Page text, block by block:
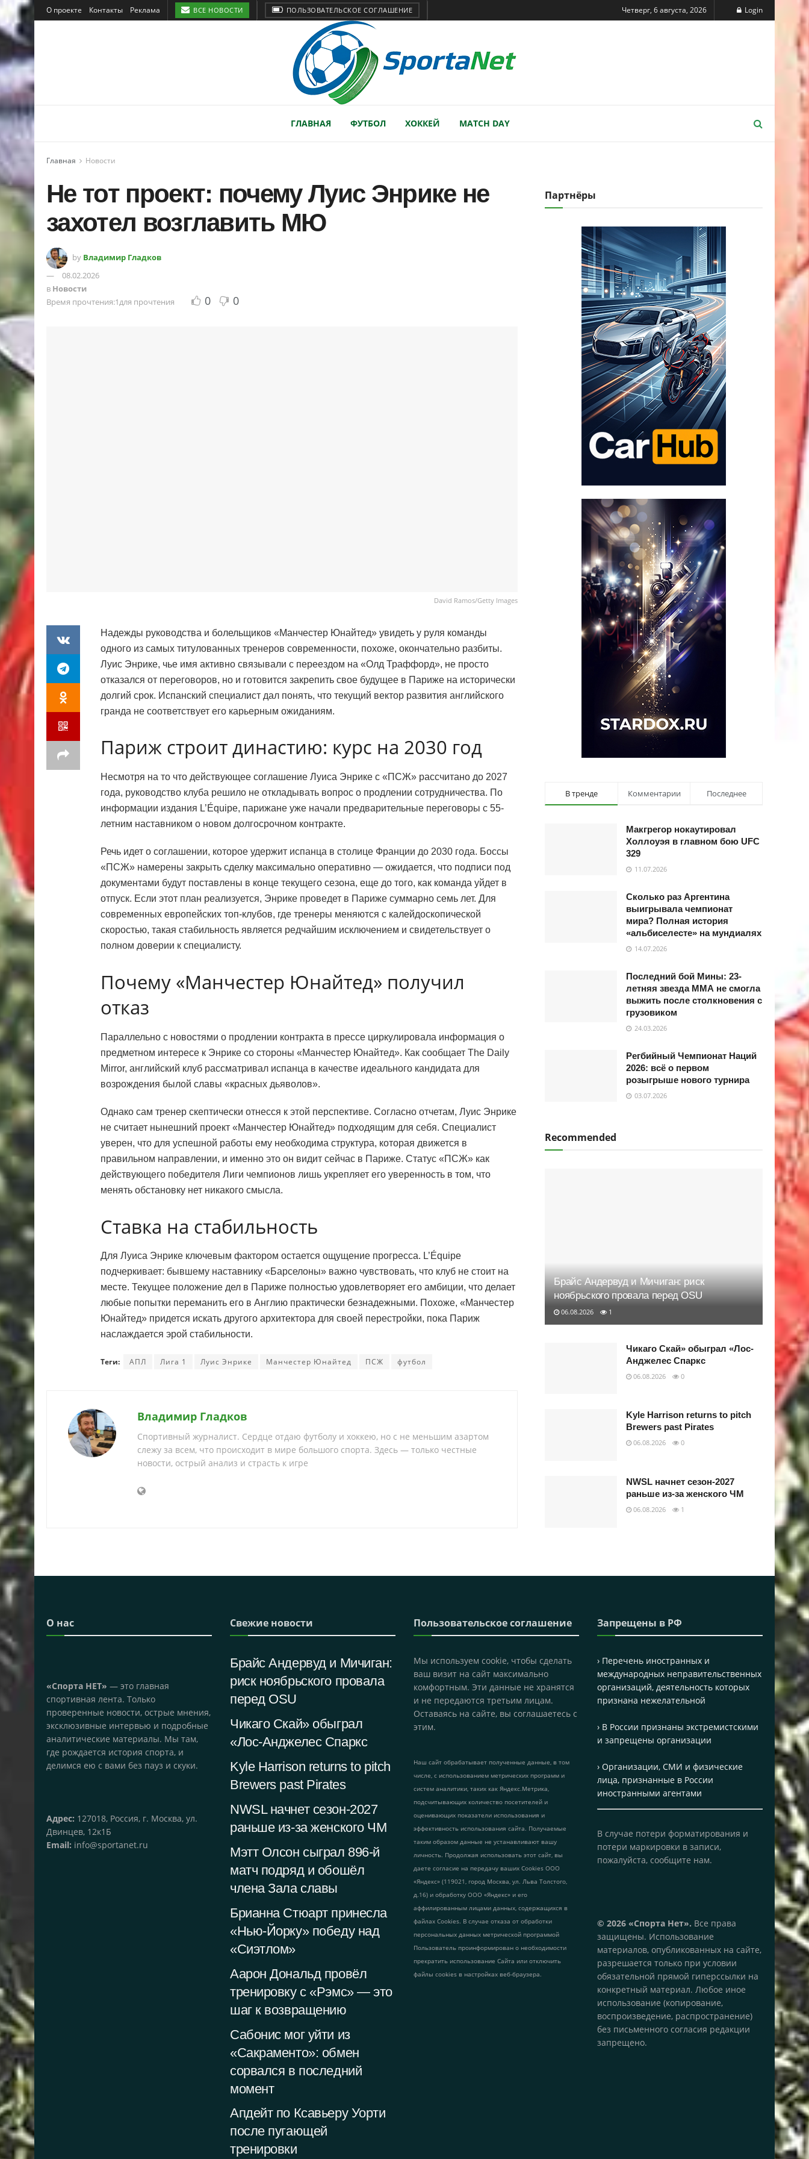
О проекте Контакты Реклама ВСЕ НОВОСТИ ПОЛЬЗОВАТЕЛЬСКОЕ СОГЛАШЕНИЕ Четверг, 6 августа, 2026 Login
ГЛАВНАЯ ФУТБОЛ ХОККЕЙ MATCH DAY
Главная Новости
Не тот проект: почему Луис Энрике не
захотел возглавить МЮ
by Владимир Гладков
08.02.2026
в Новости
Время прочтения:1для прочтения
0 0
David Ramos/Getty Images
Надежды руководства и болельщиков «Манчестер Юнайтед» увидеть у руля команды
одного из самых титулованных тренеров современности, похоже, окончательно разбиты.
Луис Энрике, чье имя активно связывали с переездом на «Олд Траффорд», не просто
отказался от переговоров, но и готовится закрепить свое будущее в Париже на исторически
долгий срок. Испанский специалист дал понять, что текущий вектор развития английского
гранда не соответствует его карьерным ожиданиям.
Париж строит династию: курс на 2030 год
Несмотря на то что действующее соглашение Луиса Энрике с «ПСЖ» рассчитано до 2027
года, руководство клуба решило не откладывать вопрос о продлении сотрудничества. По
информации издания L’Équipe, парижане уже начали предварительные переговоры с 55-
летним наставником о новом долгосрочном контракте.
Речь идет о соглашении, которое удержит испанца в столице Франции до 2030 года. Боссы
«ПСЖ» намерены закрыть сделку максимально оперативно — ожидается, что подписи под
документами будут поставлены в конце текущего сезона, еще до того, как команда уйдет в
отпуск. Если этот план реализуется, Энрике проведет в Париже суммарно семь лет. Для
современных европейских топ-клубов, где тренеры меняются с калейдоскопической
скоростью, такая стабильность является редчайшим исключением и свидетельствует о
полном доверии к специалисту.
Почему «Манчестер Юнайтед» получил
отказ
Параллельно с новостями о продлении контракта в прессе циркулировала информация о
предметном интересе к Энрике со стороны «Манчестер Юнайтед». Как сообщает The Daily
Mirror, английский клуб рассматривал испанца в качестве идеального кандидата для
возрождения былой славы «красных дьяволов».
Однако сам тренер скептически отнесся к этой перспективе. Согласно отчетам, Луис Энрике
не считает нынешний проект «Манчестер Юнайтед» подходящим для себя. Специалист
уверен, что для успешной работы ему необходима структура, которая движется в
правильном направлении, и именно это он видит сейчас в Париже. Статус «ПСЖ» как
действующего победителя Лиги чемпионов лишь укрепляет его уверенность в том, что
менять обстановку нет никакого смысла.
Ставка на стабильность
Для Луиса Энрике ключевым фактором остается ощущение прогресса. L’Équipe
подчеркивает: бывшему наставнику «Барселоны» важно чувствовать, что клуб не стоит на
месте. Текущее положение дел в Париже полностью удовлетворяет его амбиции, что делает
любые попытки переманить его в Англию практически безнадежными. Похоже, «Манчестер
Юнайтед» придется искать другого архитектора для своей перестройки, пока Париж
наслаждается эрой стабильности.
Теги: АПЛ Лига 1 Луис Энрике Манчестер Юнайтед ПСЖ футбол
Владимир Гладков
Спортивный журналист. Сердце отдаю футболу и хоккею, но с не меньшим азартом
слежу за всем, что происходит в мире большого спорта. Здесь — только честные
новости, острый анализ и страсть к игре
Партнёры
В тренде Комментарии Последнее
Макгрегор нокаутировал
Холлоуэя в главном бою UFC
329
11.07.2026
Сколько раз Аргентина
выигрывала чемпионат
мира? Полная история
«альбиселесте» на мундиалях
14.07.2026
Последний бой Мины: 23-
летняя звезда ММА не смогла
выжить после столкновения с
грузовиком
24.03.2026
Регбийный Чемпионат Наций
2026: всё о первом
розыгрыше нового турнира
03.07.2026
Recommended
Брайс Андервуд и Мичиган: риск
ноябрьского провала перед OSU
06.08.2026 1
Чикаго Скай» обыграл «Лос-
Анджелес Спаркс
06.08.2026 0
Kyle Harrison returns to pitch
Brewers past Pirates
06.08.2026 0
NWSL начнет сезон-2027
раньше из-за женского ЧМ
06.08.2026 1
О нас
«Спорта НЕТ» — это главная
спортивная лента. Только
проверенные новости, острые мнения,
эксклюзивные интервью и подробные
аналитические материалы. Мы там,
где рождается история спорта, и
делимся ею с вами без пауз и скуки.
Адрес: 127018, Россия, г. Москва, ул.
Двинцев, 12к1Б
Email: info@sportanet.ru
Свежие новости
Брайс Андервуд и Мичиган:
риск ноябрьского провала
перед OSU
Чикаго Скай» обыграл
«Лос-Анджелес Спаркс
Kyle Harrison returns to pitch
Brewers past Pirates
NWSL начнет сезон-2027
раньше из-за женского ЧМ
Мэтт Олсон сыграл 896-й
матч подряд и обошёл
члена Зала славы
Брианна Стюарт принесла
«Нью-Йорку» победу над
«Сиэтлом»
Аарон Дональд провёл
тренировку с «Рэмс» — это
шаг к возвращению
Сабонис мог уйти из
«Сакраменто»: обмен
сорвался в последний
момент
Апдейт по Ксавьеру Уорти
после пугающей
тренировки
Пользовательское соглашение
Мы используем cookie, чтобы сделать
ваш визит на сайт максимально
комфортным. Эти данные не хранятся
и не передаются третьим лицам.
Оставаясь на сайте, вы соглашаетесь с
этим.
Наш сайт обрабатывает полученные данные, в том
числе, с использованием метрических программ и
систем аналитики, таких как Яндекс.Метрика,
подсчитывающих количество посетителей и
оценивающих показатели использования и
эффективность использования сайта. Получаемые
таким образом данные не устанавливают вашу
личность. Продолжая использовать этот сайт, вы
даете согласие на передачу ваших Cookies ООО
«Яндекс» (119021, город Москва, ул. Льва Толстого,
д.16) и обработку ООО «Яндекс» и его
аффилированным лицами данных, содержащихся в
файлах Cookies. В случае отказа от обработки
персональных данных метрической программой
Пользователь проинформирован о необходимости
прекратить использование Сайта или отключить
файлы cookies в настройках веб-браузера.
Запрещены в РФ
› Перечень иностранных и
международных неправительственных
организаций, деятельность которых
признана нежелательной
› В России признаны экстремистскими
и запрещены организации
› Организации, СМИ и физические
лица, признанные в России
иностранными агентами
В случае потери форматирования и
потери маркировки в записи,
пожалуйста, сообщите нам.
© 2026 «Спорта Нет». Все права
защищены. Использование
материалов, опубликованных на сайте,
разрешается только при условии
обязательной прямой гиперссылки на
конкретный материал. Любое иное
использование (копирование,
воспроизведение, распространение)
без письменного согласия редакции
запрещено.